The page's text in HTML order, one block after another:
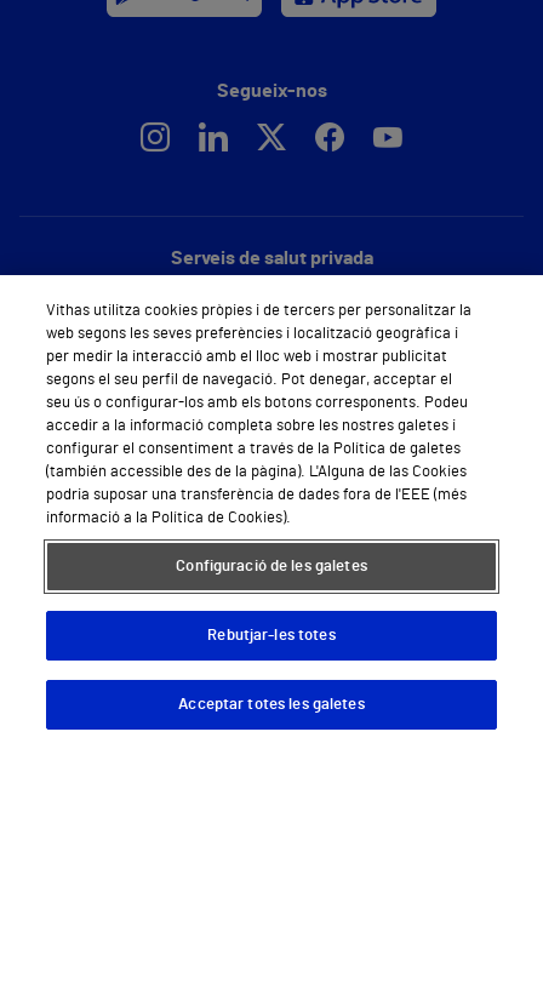
Serveis de salut privada
Demana cita mèdica
Especialitats
Àrea privada
Empreses
Hospitals Privats
Hospital Vithas Lleida
Hospital Vithas Barcelona
Segueix-nos
Descargar App
Vithas utilitza cookies pròpies i de tercers per personalitzar la
web segons les seves preferències i localització geogràfica i
per medir la interacció amb el lloc web i mostrar publicitat
segons el seu perfil de navegació. Pot denegar, acceptar el
seu ús o configurar-los amb els botons corresponents. Podeu
accedir a la informació completa sobre les nostres galetes i
configurar el consentiment a través de la Política de galetes
(también accessible des de la pàgina). L'Alguna de las Cookies
podria suposar una transferència de dades fora de l'EEE (més
informació a la Política de Cookies).
Configuració de les galetes
Rebutjar-les totes
Acceptar totes les galetes